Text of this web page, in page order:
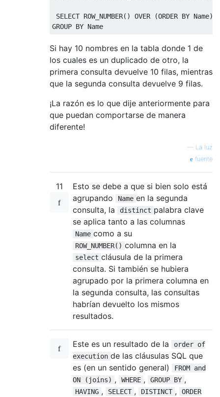
SELECT ROW_NUMBER() OVER (ORDER BY Name),
GROUP BY Name
Si hay 10 nombres en la tabla donde 1 de
los cuales es un duplicado de otro, la
primera consulta devuelve 10 filas, mientras
que la segunda consulta devuelve 9 filas.
¡La razón es lo que dije anteriormente para
que puedan comportarse de manera
diferente!
— La luz
fuente
11
Esto se debe a que si bien solo está
agrupando
Name en la segunda
consulta, la
distinct palabra clave
se aplica tanto a las columnas
Name como a su
ROW_NUMBER() columna en la
select cláusula de la primera
consulta. Si también se hubiera
agrupado por la primera columna en
la segunda consulta, las consultas
habrían devuelto los mismos
resultados.
Este es un resultado de la
order of
execution de las cláusulas SQL que
es (en un sentido general)
FROM and
ON (joins) , WHERE , GROUP BY ,
HAVING , SELECT , DISTINCT ,
ORDER